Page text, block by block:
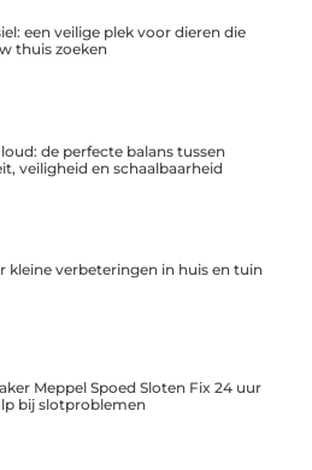
een veilige plek voor dieren die
thuis zoeken
de perfecte balans tussen
veiligheid en schaalbaarheid
kleine verbeteringen in huis en tuin
Meppel Spoed Sloten Fix 24 uur
bij slotproblemen